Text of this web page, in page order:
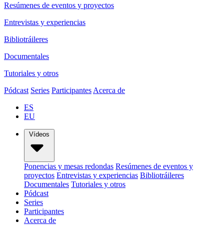
Resúmenes de eventos y proyectos
Entrevistas y experiencias
Bibliotráileres
Documentales
Tutoriales y otros
Pódcast Series Participantes Acerca de
ES
EU
Vídeos
Ponencias y mesas redondas Resúmenes de eventos y
proyectos Entrevistas y experiencias Bibliotráileres
Documentales Tutoriales y otros
Pódcast
Series
Participantes
Acerca de